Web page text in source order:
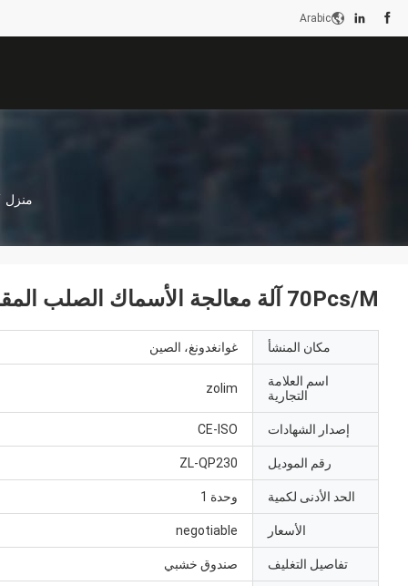
Arabic
منزل
70Pcs/M آلة معالجة الأسماك الصلب المقاوم للصدأ
مكان المنشأ غوانغدونغ، الصين
اسم العلامة
التجارية
zolim
إصدار الشهادات CE-ISO
رقم الموديل ZL-QP230
الحد الأدنى لكمية وحدة 1
الأسعار negotiable
تفاصيل التغليف صندوق خشبي